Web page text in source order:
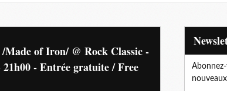
of Iron/ @ Rock Classic -
- Entrée gratuite / Free